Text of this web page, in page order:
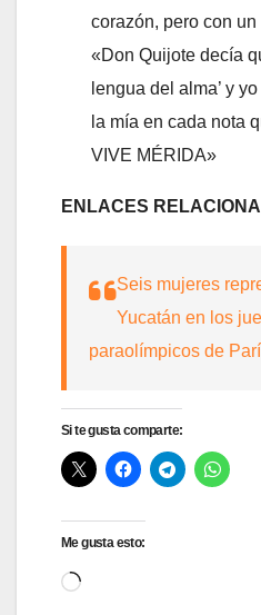
corazón, pero con
«Don Quijote decía
lengua del alma’ y
la mía en cada nota
VIVE MÉRIDA»
ENLACES
Seis mujeres
Yucatán en los
paraolímpicos de
Si te gusta comparte:
Me gusta esto:
Cargando...